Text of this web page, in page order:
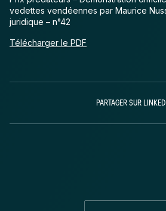
vedettes vendéennes par Maurice
juridique – n°42
Télécharger le PDF
PARTAGER SUR